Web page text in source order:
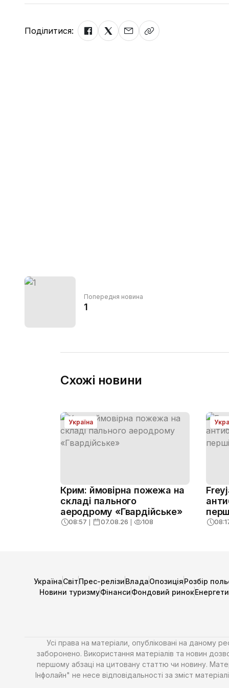
Поділитися:
Попередня новина
1
Схожі новини
Україна
Крим: ймовірна пожежа на
складі пального
аеродрому «Гвардійське»
08:57 ❘ 07.08.26 ❘ 108
УкраїнаСвітПрес-релізиВладаОпозиціяРозбір
Новини туризмуФінансиФондовий ринок
Усі права на матеріали, опубліковані на даному
заборонено. Використання матеріалів та новин
першому абзаці на цитовану статтю чи новину.
Інфолайн" не несе відповідальності за зміст